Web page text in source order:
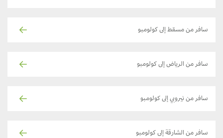
سافر من مسقط إلى كولومبو
سافر من الرياض إلى كولومبو
سافر من نيروبي إلى كولومبو
سافر من الشارقة إلى كولومبو